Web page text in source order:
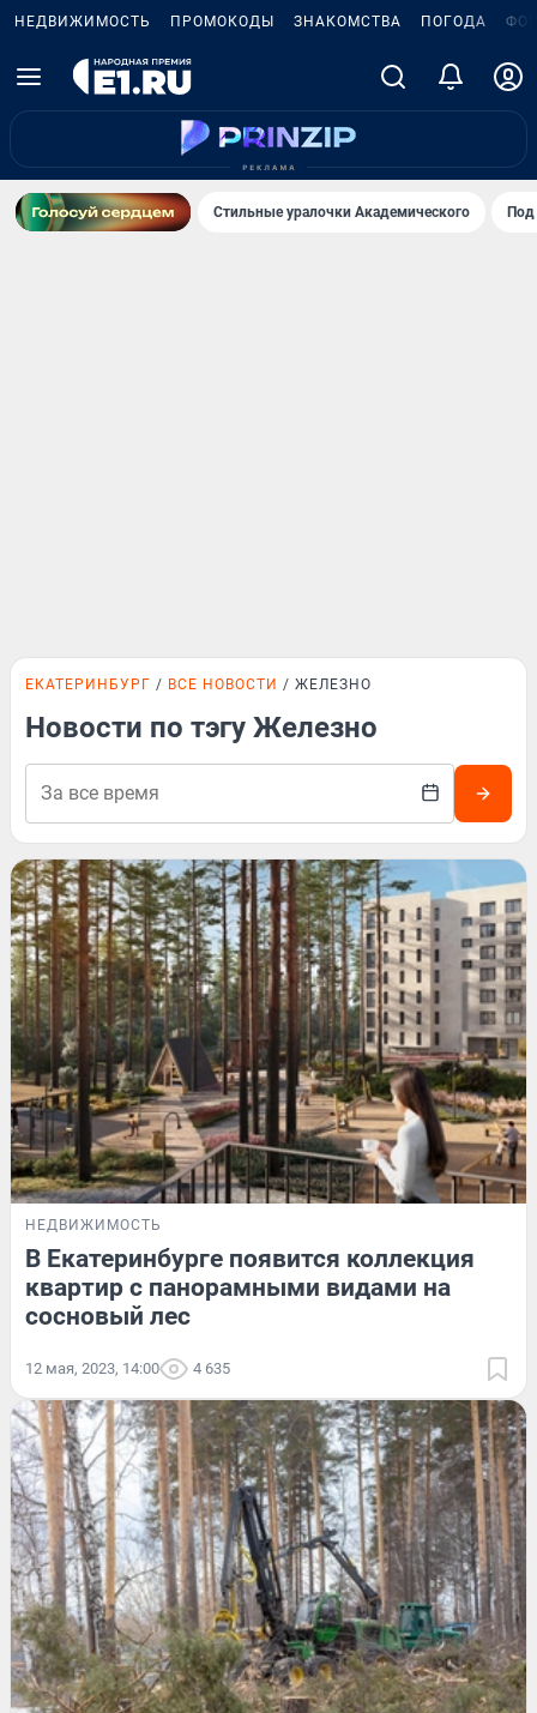
НЕДВИЖИМОСТЬ ПРОМОКОДЫ ЗНАКОМСТВА ПОГОДА
Стильные уралочки Академического
ЕКАТЕРИНБУРГ ВСЕ НОВОСТИ ЖЕЛЕЗНО
Новости по тэгу Железно
НЕДВИЖИМОСТЬ
В Екатеринбурге появится коллекция
квартир с панорамными видами на
сосновый лес
12 мая, 2023, 14:00 4 635